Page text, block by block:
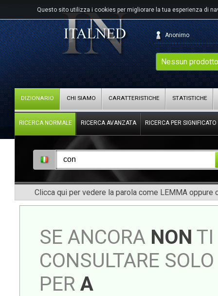
Questo sito utilizza i cookies per migliorare la tua esperienza di
Nessun
Anonimo
DIZIONARIO CHI SIAMO CARATTERISTICHE STATISTICHE
RICERCA NORMALE RICERCA AVANZATA RICERCA PER SIGNIFICATO
Clicca qui per vedere la parola come LEMMA oppure
SE ANCORA NON TI
CONSULTARE
PER A